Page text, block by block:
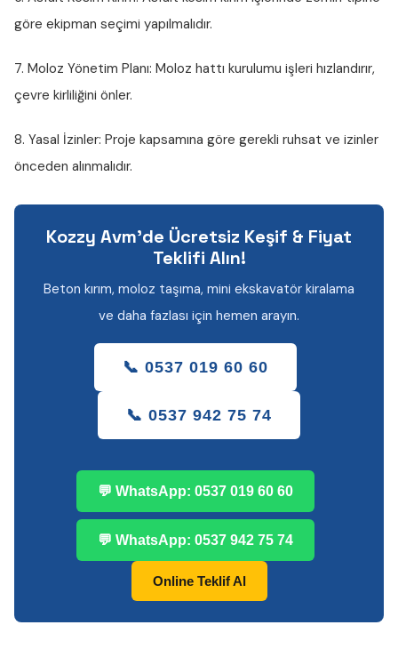
göre ekipman seçimi yapılmalıdır.
7. Moloz Yönetim Planı: Moloz hattı kurulumu işleri hızlandırır,
çevre kirliliğini önler.
8. Yasal İzinler: Proje kapsamına göre gerekli ruhsat ve izinler
önceden alınmalıdır.
Kozzy Avm'de Ücretsiz Keşif & Fiyat
Teklifi Alın!
Beton kırım, moloz taşıma, mini ekskavatör kiralama
ve daha fazlası için hemen arayın.
📞 0537 019 60 60
📞 0537 942 75 74
💬 WhatsApp: 0537 019 60 60
💬 WhatsApp: 0537 942 75 74
Online Teklif Al